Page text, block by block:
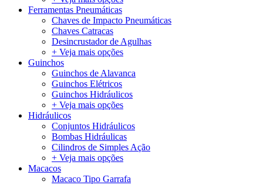
Ferramentas Pneumáticas
Chaves de Impacto Pneumáticas
Chaves Catracas
Desincrustador de Agulhas
+ Veja mais opções
Guinchos
Guinchos de Alavanca
Guinchos Elétricos
Guinchos Hidráulicos
+ Veja mais opções
Hidráulicos
Conjuntos Hidráulicos
Bombas Hidráulicas
Cilindros de Simples Ação
+ Veja mais opções
Macacos
Macaco Tipo Garrafa